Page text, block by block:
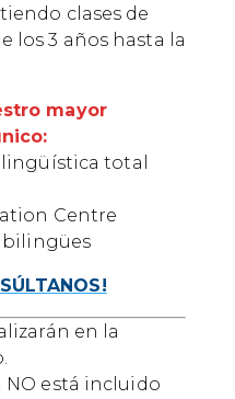
clases de
los 3 años hasta la
mayor
total
Centre
bilingües
en la
NO está incluido